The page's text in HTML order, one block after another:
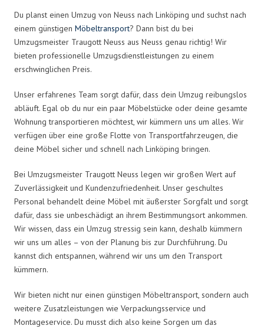
Du planst einen Umzug von Neuss nach Linköping und suchst nach
einem günstigen Möbeltransport? Dann bist du bei
Umzugsmeister Traugott Neuss aus Neuss genau richtig! Wir
bieten professionelle Umzugsdienstleistungen zu einem
erschwinglichen Preis.
Unser erfahrenes Team sorgt dafür, dass dein Umzug reibungslos
abläuft. Egal ob du nur ein paar Möbelstücke oder deine gesamte
Wohnung transportieren möchtest, wir kümmern uns um alles. Wir
verfügen über eine große Flotte von Transportfahrzeugen, die
deine Möbel sicher und schnell nach Linköping bringen.
Bei Umzugsmeister Traugott Neuss legen wir großen Wert auf
Zuverlässigkeit und Kundenzufriedenheit. Unser geschultes
Personal behandelt deine Möbel mit äußerster Sorgfalt und sorgt
dafür, dass sie unbeschädigt an ihrem Bestimmungsort ankommen.
Wir wissen, dass ein Umzug stressig sein kann, deshalb kümmern
wir uns um alles – von der Planung bis zur Durchführung. Du
kannst dich entspannen, während wir uns um den Transport
kümmern.
Wir bieten nicht nur einen günstigen Möbeltransport, sondern auch
weitere Zusatzleistungen wie Verpackungsservice und
Montageservice. Du musst dich also keine Sorgen um das